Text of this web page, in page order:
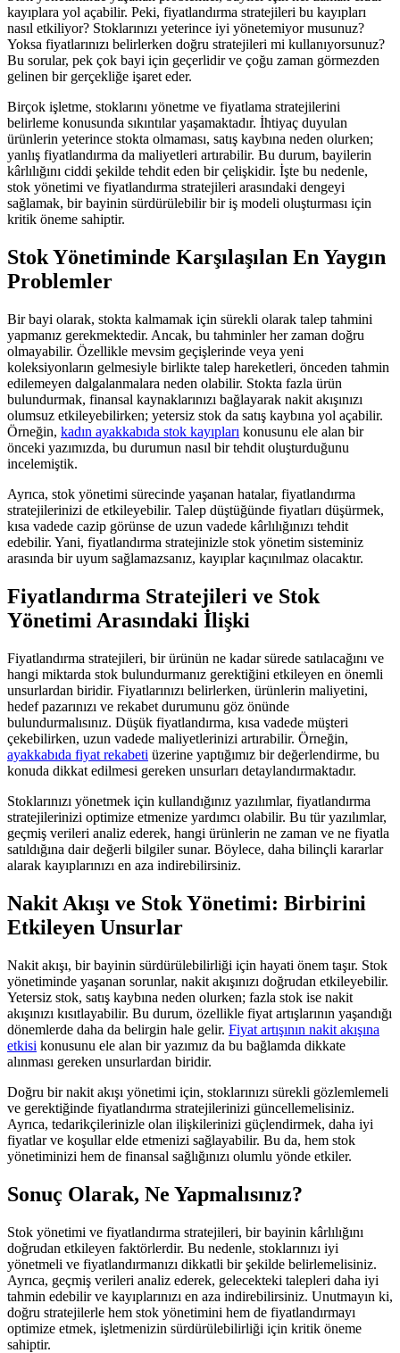
kayıplara yol açabilir. Peki, fiyatlandırma stratejileri bu kayıpları
nasıl etkiliyor? Stoklarınızı yeterince iyi yönetemiyor musunuz?
Yoksa fiyatlarınızı belirlerken doğru stratejileri mi kullanıyorsunuz?
Bu sorular, pek çok bayi için geçerlidir ve çoğu zaman görmezden
gelinen bir gerçekliğe işaret eder.
Birçok işletme, stoklarını yönetme ve fiyatlama stratejilerini
belirleme konusunda sıkıntılar yaşamaktadır. İhtiyaç duyulan
ürünlerin yeterince stokta olmaması, satış kaybına neden olurken;
yanlış fiyatlandırma da maliyetleri artırabilir. Bu durum, bayilerin
kârlılığını ciddi şekilde tehdit eden bir çelişkidir. İşte bu nedenle,
stok yönetimi ve fiyatlandırma stratejileri arasındaki dengeyi
sağlamak, bir bayinin sürdürülebilir bir iş modeli oluşturması için
kritik öneme sahiptir.
Stok Yönetiminde Karşılaşılan En Yaygın
Problemler
Bir bayi olarak, stokta kalmamak için sürekli olarak talep tahmini
yapmanız gerekmektedir. Ancak, bu tahminler her zaman doğru
olmayabilir. Özellikle mevsim geçişlerinde veya yeni
koleksiyonların gelmesiyle birlikte talep hareketleri, önceden tahmin
edilemeyen dalgalanmalara neden olabilir. Stokta fazla ürün
bulundurmak, finansal kaynaklarınızı bağlayarak nakit akışınızı
olumsuz etkileyebilirken; yetersiz stok da satış kaybına yol açabilir.
Örneğin, kadın ayakkabıda stok kayıpları konusunu ele alan bir
önceki yazımızda, bu durumun nasıl bir tehdit oluşturduğunu
incelemiştik.
Ayrıca, stok yönetimi sürecinde yaşanan hatalar, fiyatlandırma
stratejilerinizi de etkileyebilir. Talep düştüğünde fiyatları düşürmek,
kısa vadede cazip görünse de uzun vadede kârlılığınızı tehdit
edebilir. Yani, fiyatlandırma stratejinizle stok yönetim sisteminiz
arasında bir uyum sağlamazsanız, kayıplar kaçınılmaz olacaktır.
Fiyatlandırma Stratejileri ve Stok
Yönetimi Arasındaki İlişki
Fiyatlandırma stratejileri, bir ürünün ne kadar sürede satılacağını ve
hangi miktarda stok bulundurmanız gerektiğini etkileyen en önemli
unsurlardan biridir. Fiyatlarınızı belirlerken, ürünlerin maliyetini,
hedef pazarınızı ve rekabet durumunu göz önünde
bulundurmalısınız. Düşük fiyatlandırma, kısa vadede müşteri
çekebilirken, uzun vadede maliyetlerinizi artırabilir. Örneğin,
ayakkabıda fiyat rekabeti üzerine yaptığımız bir değerlendirme, bu
konuda dikkat edilmesi gereken unsurları detaylandırmaktadır.
Stoklarınızı yönetmek için kullandığınız yazılımlar, fiyatlandırma
stratejilerinizi optimize etmenize yardımcı olabilir. Bu tür yazılımlar,
geçmiş verileri analiz ederek, hangi ürünlerin ne zaman ve ne fiyatla
satıldığına dair değerli bilgiler sunar. Böylece, daha bilinçli kararlar
alarak kayıplarınızı en aza indirebilirsiniz.
Nakit Akışı ve Stok Yönetimi: Birbirini
Etkileyen Unsurlar
Nakit akışı, bir bayinin sürdürülebilirliği için hayati önem taşır. Stok
yönetiminde yaşanan sorunlar, nakit akışınızı doğrudan etkileyebilir.
Yetersiz stok, satış kaybına neden olurken; fazla stok ise nakit
akışınızı kısıtlayabilir. Bu durum, özellikle fiyat artışlarının yaşandığı
dönemlerde daha da belirgin hale gelir. Fiyat artışının nakit akışına
etkisi konusunu ele alan bir yazımız da bu bağlamda dikkate
alınması gereken unsurlardan biridir.
Doğru bir nakit akışı yönetimi için, stoklarınızı sürekli gözlemlemeli
ve gerektiğinde fiyatlandırma stratejilerinizi güncellemelisiniz.
Ayrıca, tedarikçilerinizle olan ilişkilerinizi güçlendirmek, daha iyi
fiyatlar ve koşullar elde etmenizi sağlayabilir. Bu da, hem stok
yönetiminizi hem de finansal sağlığınızı olumlu yönde etkiler.
Sonuç Olarak, Ne Yapmalısınız?
Stok yönetimi ve fiyatlandırma stratejileri, bir bayinin kârlılığını
doğrudan etkileyen faktörlerdir. Bu nedenle, stoklarınızı iyi
yönetmeli ve fiyatlandırmanızı dikkatli bir şekilde belirlemelisiniz.
Ayrıca, geçmiş verileri analiz ederek, gelecekteki talepleri daha iyi
tahmin edebilir ve kayıplarınızı en aza indirebilirsiniz. Unutmayın ki,
doğru stratejilerle hem stok yönetimini hem de fiyatlandırmayı
optimize etmek, işletmenizin sürdürülebilirliği için kritik öneme
sahiptir.